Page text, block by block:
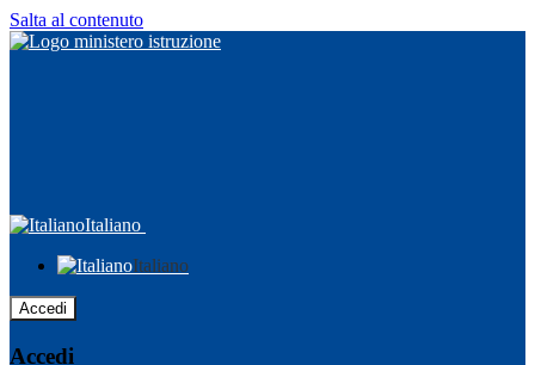
Salta al contenuto
Italiano
Italiano
Accedi
Accedi